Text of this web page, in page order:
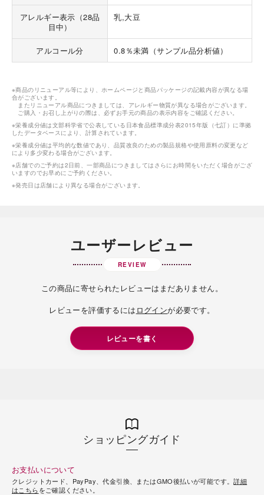
アレルギー表示（28品
目中）
乳,大豆
アルコール分 0.8％未満（サンプル品分析値）
※商品のリニューアル等により、ホームページと商品パッケージの記載内容が異なる場
合がございます。
またリニューアル商品につきましては、アレルギー物質が異なる場合がございます。
ご購入・お召し上がりの際は、必ずお手元の商品の表示内容をご確認ください。
※栄養成分値は文部科学省で公表している日本食品標準成分表2015年版（七訂）に準拠
したデータベースにより、計算されています。
※栄養成分値は平均的な数値であり、品質改良のための製品規格や使用原料の変更など
により多少変わる場合がございます。
※店舗でのご予約は2日前、一部商品につきましてはさらにお時間をいただく場合がござ
いますのでお早めにご予約ください。
※発売日は店舗により異なる場合がございます。
ユーザーレビュー
REVIEW
この商品に寄せられたレビューはまだありません。
レビューを評価するには ログインが必要です。
レビューを書く
ショッピングガイド
お支払いについて
クレジットカード、PayPay、代金引換、またはGMO後払いが可能です。詳細
はこちらをご確認ください。